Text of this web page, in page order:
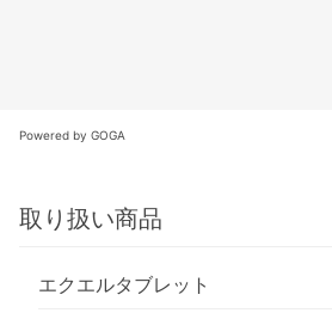
Powered by GOGA
取り扱い商品
エクエルタブレット